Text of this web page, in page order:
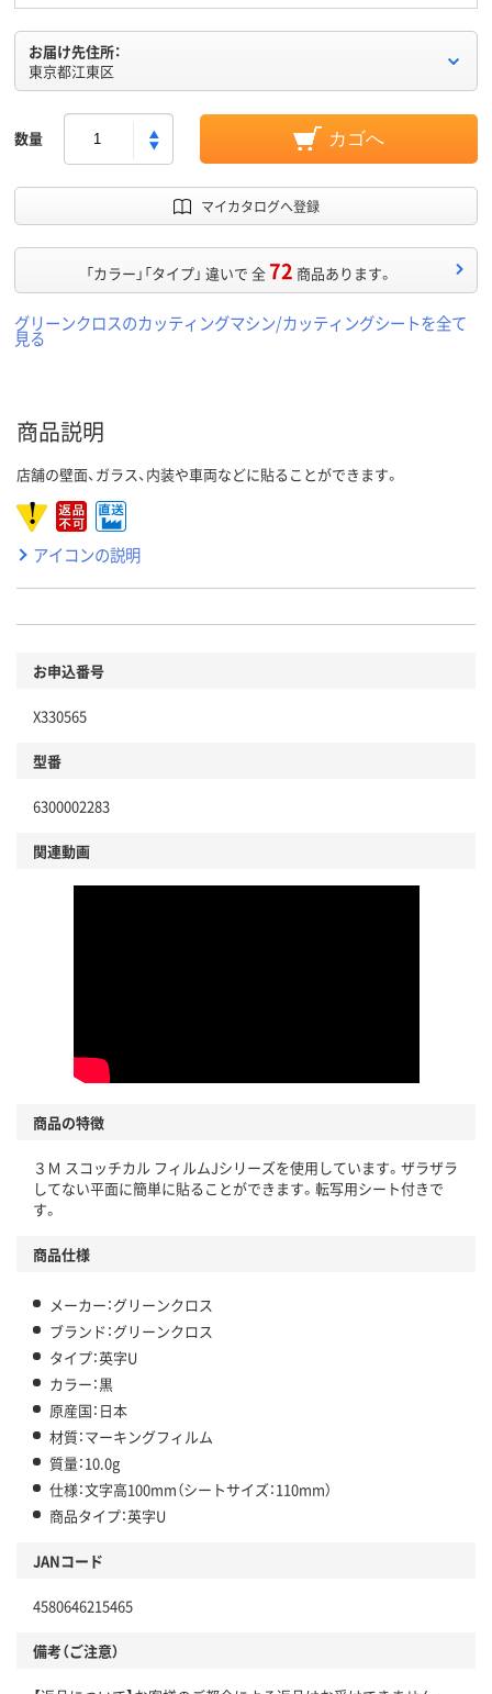
お届け先住所：
東京都江東区
数量 カゴへ
マイカタログへ登録
「カラー」「タイプ」 違いで 全72 商品あります。
グリーンクロスのカッティングマシン/カッティングシートを全て
見る
商品説明
店舗の壁面、ガラス、内装や車両などに貼ることができます。
アイコンの説明
お申込番号
X330565
型番
6300002283
関連動画
商品の特徴
３Ｍ スコッチカル フィルムJシリーズを使用しています。ザラザラ
してない平面に簡単に貼ることができます。転写用シート付きで
す。
商品仕様
メーカー：グリーンクロス
ブランド：グリーンクロス
タイプ：英字U
カラー：黒
原産国：日本
材質：マーキングフィルム
質量：10.0g
仕様：文字高100mm（シートサイズ：110mm）
商品タイプ：英字U
JANコード
4580646215465
備考（ご注意）